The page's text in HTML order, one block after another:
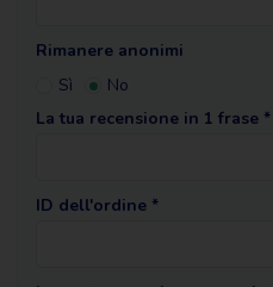
Rimanere anonimi
Sì
No
La tua recensione in 1 frase *
ID dell'ordine *